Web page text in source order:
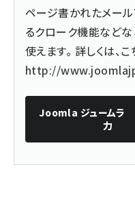
ページ書かれたメー
るクローク機能など
使えます。 詳しくは、
http://
Joomla ジュームラ
力